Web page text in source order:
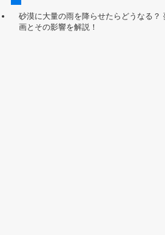
砂漠に大量の雨を降らせたらどうなる？
画とその影響を解説！